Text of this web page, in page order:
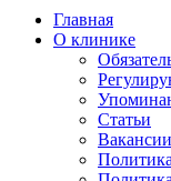
Главная
О клинике
Статьи
Вакансии